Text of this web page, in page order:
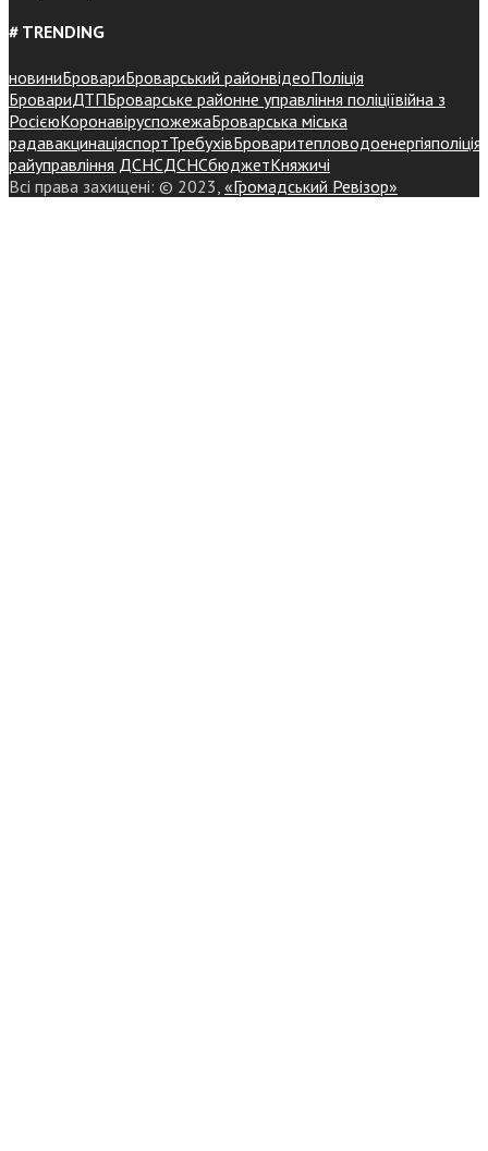
# TRENDING
новиниБровариБроварський районвідеоПоліція
БровариДТПБроварське районне управління поліціївійна з
РосієюКоронавіруспожежаБроварська міська
радавакцинаціяспортТребухівБроваритепловодоенергіяполіція
райуправління ДСНСДСНСбюджетКняжичі
Всі права захищені: © 2023, «Громадський Ревізор»